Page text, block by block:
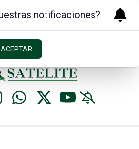
5.4ºc | Concordia, AR
notificaciones?
ACEPTAR